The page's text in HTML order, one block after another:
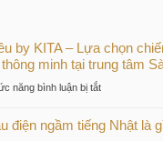
by KITA – Lựa chọn
minh tại trung tâm
năng bình luận bị tắtở
by
điện ngầm tiếng Nhật là